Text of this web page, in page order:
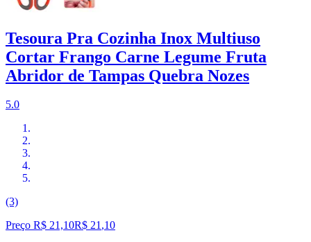
Tesoura Pra Cozinha Inox Multiuso
Cortar Frango Carne Legume Fruta
Abridor de Tampas Quebra Nozes
5.0
(3)
Preço R$ 21,10R$ 21,10